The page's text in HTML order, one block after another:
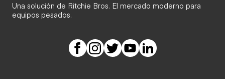
Una solución de Ritchie Bros. El mercado moderno para
equipos pesados.